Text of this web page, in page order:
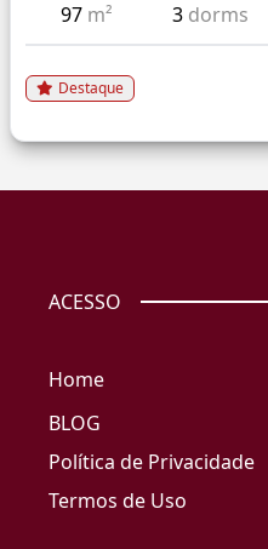
97 m² 3 dorms
Destaque
ACESSO
Home
BLOG
Política de Privacidade
Termos de Uso